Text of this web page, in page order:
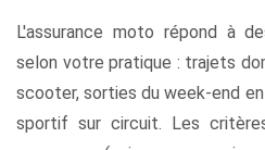
L'assurance moto répond à
selon votre pratique : trajets
scooter, sorties du week-end
sportif sur circuit. Les